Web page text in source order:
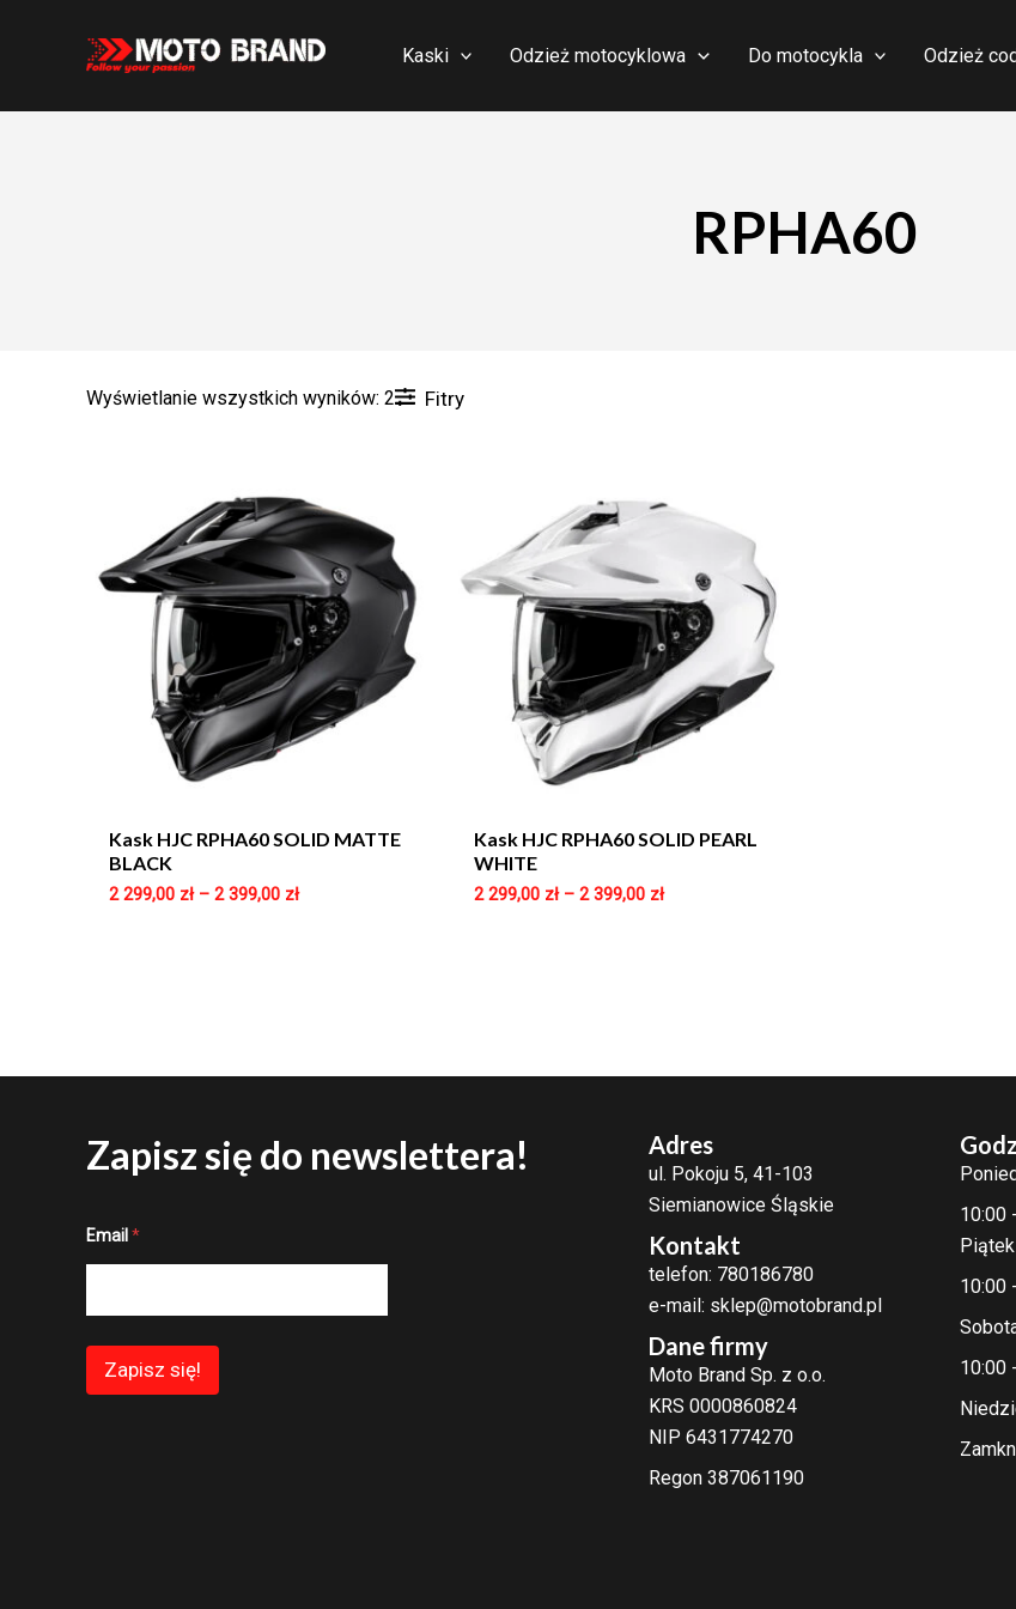
Kaski Odzież motocyklowa Do motocykla Odzież
RPHA60
Wyświetlanie wszystkich wyników: 2 Fitry
Kask HJC RPHA60 SOLID MATTE
BLACK
2 299,00 zł–2 399,00 zł
Kask HJC RPHA60 SOLID PEARL
WHITE
2 299,00 zł–2 399,00 zł
Zapisz się do newslettera!
E
l
Email *
Zapisz się!
Adres
ul. Pokoju 5, 41-103
Siemianowice Śląskie
Kontakt
telefon: 780186780
e-mail: sklep@motobrand.pl
Dane firmy
Moto Brand Sp. z o.o.
KRS 0000860824
NIP 6431774270
Regon 387061190
10:00
Piątek
10:00
10:00